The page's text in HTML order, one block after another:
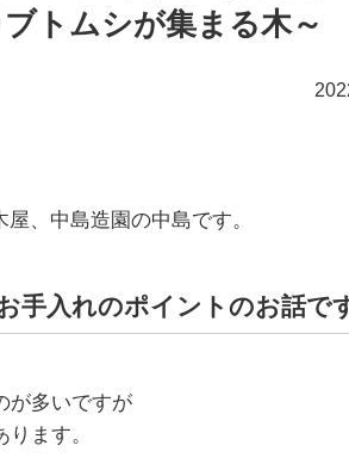
トムシが集まる木～
、中島造園の中島です。
手入れのポイントのお話で
が多いですが
ます。